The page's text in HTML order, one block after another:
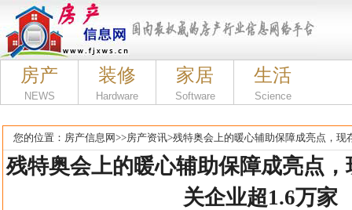
房产
NEWS
装修
Hardware
家居
Software
生活
Science
您的位置： 房产信息网>>房产资讯>残特奥会上的暖心辅助保障成亮点，现
残特奥会上的暖心辅助保障成亮点
关企业超1.6万家